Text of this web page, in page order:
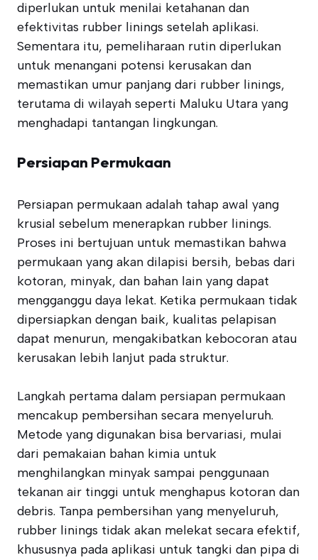
diperlukan untuk menilai ketahanan dan
efektivitas rubber linings setelah aplikasi.
Sementara itu, pemeliharaan rutin diperlukan
untuk menangani potensi kerusakan dan
memastikan umur panjang dari rubber linings,
terutama di wilayah seperti Maluku Utara yang
menghadapi tantangan lingkungan.
Persiapan Permukaan
Persiapan permukaan adalah tahap awal yang
krusial sebelum menerapkan rubber linings.
Proses ini bertujuan untuk memastikan bahwa
permukaan yang akan dilapisi bersih, bebas dari
kotoran, minyak, dan bahan lain yang dapat
mengganggu daya lekat. Ketika permukaan tidak
dipersiapkan dengan baik, kualitas pelapisan
dapat menurun, mengakibatkan kebocoran atau
kerusakan lebih lanjut pada struktur.
Langkah pertama dalam persiapan permukaan
mencakup pembersihan secara menyeluruh.
Metode yang digunakan bisa bervariasi, mulai
dari pemakaian bahan kimia untuk
menghilangkan minyak sampai penggunaan
tekanan air tinggi untuk menghapus kotoran dan
debris. Tanpa pembersihan yang menyeluruh,
rubber linings tidak akan melekat secara efektif,
khususnya pada aplikasi untuk tangki dan pipa di